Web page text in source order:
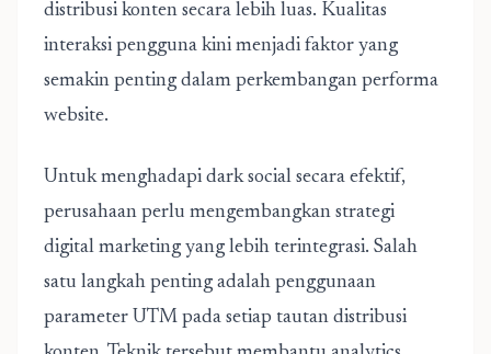
distribusi konten secara lebih luas. Kualitas
interaksi pengguna kini menjadi faktor yang
semakin penting dalam perkembangan performa
website.
Untuk menghadapi dark social secara efektif,
perusahaan perlu mengembangkan strategi
digital marketing yang lebih terintegrasi. Salah
satu langkah penting adalah penggunaan
parameter UTM pada setiap tautan distribusi